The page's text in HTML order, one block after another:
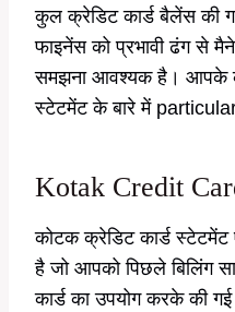
कुल क्रेडिट कार्ड बैलेंस की
फाइनेंस को प्रभावी ढंग से
समझना आवश्यक है। आपके
स्टेटमेंट के बारे में
Kotak Credit
कोटक क्रेडिट कार्ड स्टेटमेंट
है जो आपको पिछले बिलिंग
कार्ड का उपयोग करके की